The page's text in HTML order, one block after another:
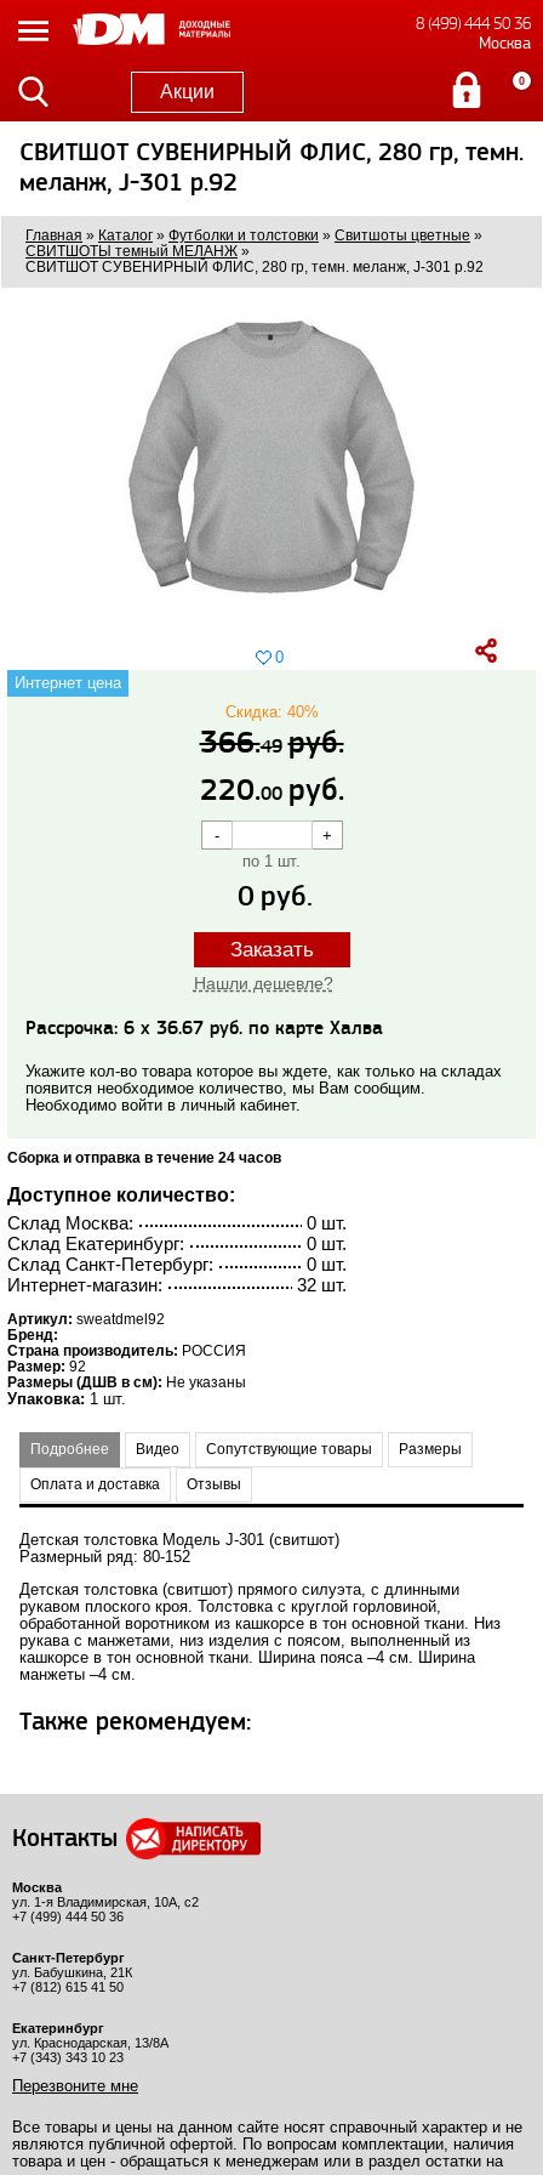
8 (499) 444 50 36
Москва
Акции 0
СВИТШОТ СУВЕНИРНЫЙ ФЛИС, 280 гр, темн.
меланж, J-301 р.92
Главная » Каталог » Футболки и толстовки » Свитшоты цветные »
СВИТШОТЫ темный МЕЛАНЖ »
СВИТШОТ СУВЕНИРНЫЙ ФЛИС, 280 гр, темн. меланж, J-301 р.92
0
Интернет цена
220.00 руб.
366.49 руб.
Скидка: 40%
по 1 шт.
0 руб.
Заказать
Нашли дешевле?
Рассрочка: 6 x 36.67 руб. по карте Халва
Укажите кол-во товара которое вы ждете, как только на складах
появится необходимое количество, мы Вам сообщим.
Необходимо войти в личный кабинет.
Сборка и отправка в течение 24 часов
Доступное количество:
0 шт.
Склад Москва:
0 шт.
Склад Екатеринбург:
0 шт.
Склад Санкт-Петербург:
32 шт.
Интернет-магазин:
Артикул: sweatdmel92
Бренд:
Страна производитель: РОССИЯ
Размер: 92
Размеры (ДШВ в см): Не указаны
Упаковка: 1 шт.
Подробнее Видео Сопутствующие товары Размеры
Оплата и доставка Отзывы
Детская толстовка Модель J-301 (свитшот)
Размерный ряд: 80-152
Детская толстовка (свитшот) прямого силуэта, с длинными
рукавом плоского кроя. Толстовка с круглой горловиной,
обработанной воротником из кашкорсе в тон основной ткани. Низ
рукава с манжетами, низ изделия с поясом, выполненный из
кашкорсе в тон основной ткани. Ширина пояса –4 см. Ширина
манжеты –4 см.
Также рекомендуем:
Контакты
Москва
ул. 1-я Владимирская, 10А, с2
+7 (499) 444 50 36
Санкт-Петербург
ул. Бабушкина, 21К
+7 (812) 615 41 50
Екатеринбург
ул. Краснодарская, 13/8А
+7 (343) 343 10 23
Перезвоните мне
Все товары и цены на данном сайте носят справочный характер и не
являются публичной офертой. По вопросам комплектации, наличия
товара и цен - обращаться к менеджерам или в раздел остатки на